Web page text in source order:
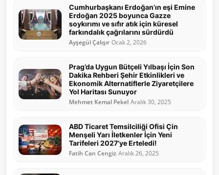
Cumhurbaşkanı Erdoğan’ın eşi Emine
Erdoğan 2025 boyunca Gazze
soykırımı ve sıfır atık için küresel
farkındalık çağrılarını sürdürdü
Ayşegül Çalışır Ocak 2, 2026
Prag’da Uygun Bütçeli Yılbaşı İçin Son
Dakika Rehberi Şehir Etkinlikleri ve
Ekonomik Alternatiflerle Ziyaretçilere
Yol Haritası Sunuyor
Mehmet Kemal Pekel Aralık 30, 2025
ABD Ticaret Temsilciliği Ofisi Çin
Menşeli Yarı İletkenler İçin Yeni
Tarifeleri 2027’ye Erteledi!
Fatih Can Cengiz Aralık 26, 2025